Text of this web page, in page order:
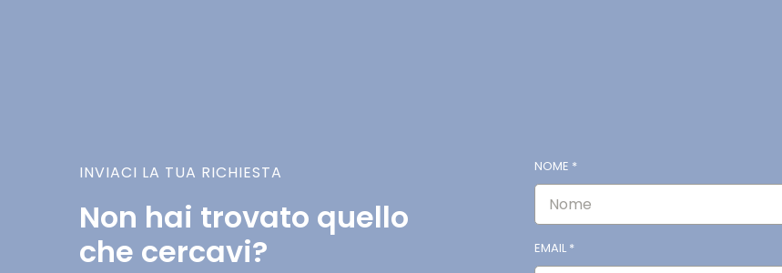
INVIACI LA TUA RICHIESTA
Non hai trovato quello
che cercavi?
NOME *
EMAIL *